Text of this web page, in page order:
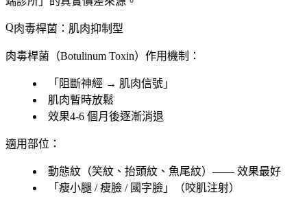
肉毒桿菌：肌肉抑制型
肉毒桿菌 （Botulinum Toxin） 作用機制 ：
「 阻斷神經 → 肌肉信號 」
肌肉暫時放鬆
效果4-6 個月後逐漸消退
適用部位 ：
動態紋 （笑紋、抬頭紋、魚尾紋）—— 效果最好
「 瘦小腿 / 瘦臉 / 國字臉 」（咬肌注射）